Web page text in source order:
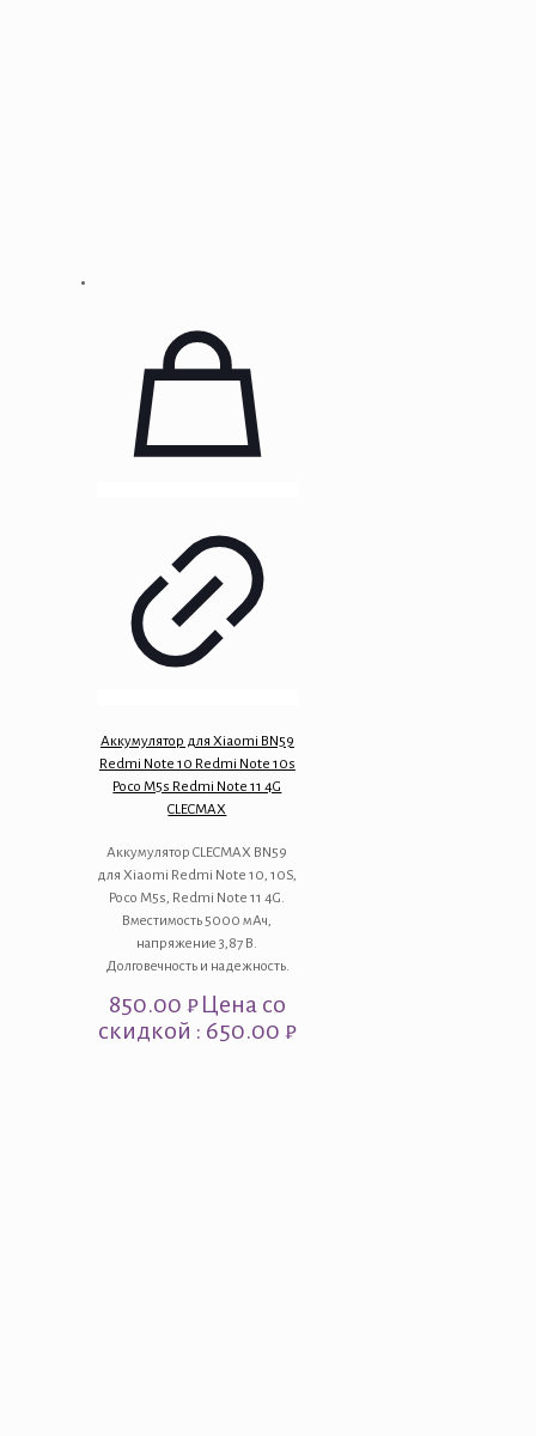
Аккумулятор для Xiaomi BN59
Redmi Note 10 Redmi Note 10s
Poco M5s Redmi Note 11 4G
CLECMAX
Аккумулятор CLECMAX BN59
для Xiaomi Redmi Note 10, 10S,
Poco M5s, Redmi Note 11 4G.
Вместимость 5000 мАч,
напряжение 3,87 В.
Долговечность и надежность.
850.00 ₽Цена со
скидкой : 650.00 ₽